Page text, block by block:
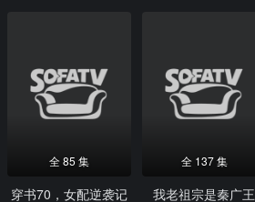
全 85 集
穿书70，女配逆袭记
全 137 集
我老祖宗是秦广王